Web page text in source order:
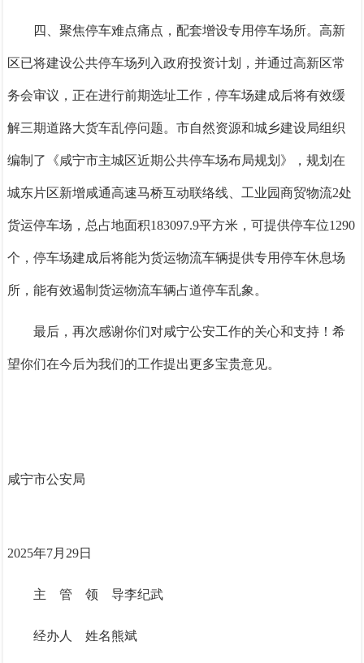
四、聚焦停车难点痛点，配套增设专用停车场所。高新
区已将建设公共停车场列入政府投资计划，并通过高新区常
务会审议，正在进行前期选址工作，停车场建成后将有效缓
解三期道路大货车乱停问题。市自然资源和城乡建设局组织
编制了《咸宁市主城区近期公共停车场布局规划》，规划在
城东片区新增咸通高速马桥互动联络线、工业园商贸物流2处
货运停车场，总占地面积183097.9平方米，可提供停车位1290
个，停车场建成后将能为货运物流车辆提供专用停车休息场
所，能有效遏制货运物流车辆占道停车乱象。
最后，再次感谢你们对咸宁公安工作的关心和支持！希
望你们在今后为我们的工作提出更多宝贵意见。
咸宁市公安局
2025年7月29日
主 管 领 导李纪武
经办人 姓名熊斌